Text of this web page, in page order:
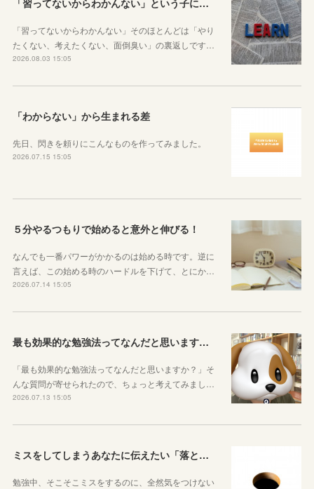
「習ってないからわかんない」そのほとんどは「やり
たくない、考えたくない、面倒臭い」の裏返しです…
2026.08.03 15:05
「わからない」から生まれる差
先日、閃きを頼りにこんなものを作ってみました。
2026.07.15 15:05
５分やるつもりで始めると意外と伸びる！
なんでも一番パワーがかかるのは始める時です。逆に
言えば、この始める時のハードルを下げて、とにか…
2026.07.14 15:05
最も効果的な勉強法ってなんだと思いますか？
「最も効果的な勉強法ってなんだと思いますか？」そ
んな質問が寄せられたので、ちょっと考えてみまし…
2026.07.13 15:05
ミスをしてしまうあなたに伝えたい「落とし穴がある道は早歩きしない」ということ
勉強中、そこそこミスをするのに、全然気をつけない